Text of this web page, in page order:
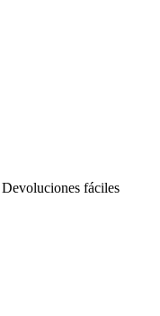
Devoluciones fáciles